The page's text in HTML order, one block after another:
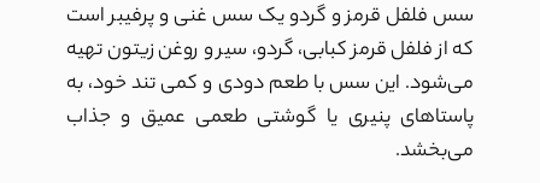
سس فلفل قرمز و گردو یک سس غنی و پرفیبر است
که از فلفل قرمز کبابی، گردو، سیر و روغن زیتون تهیه
می‌شود. این سس با طعم دودی و کمی تند خود، به
پاستاهای پنیری یا گوشتی طعمی عمیق و جذاب
می‌بخشد.